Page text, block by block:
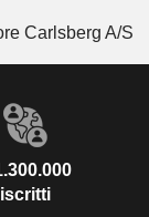
Carlsberg A/S
iscritti